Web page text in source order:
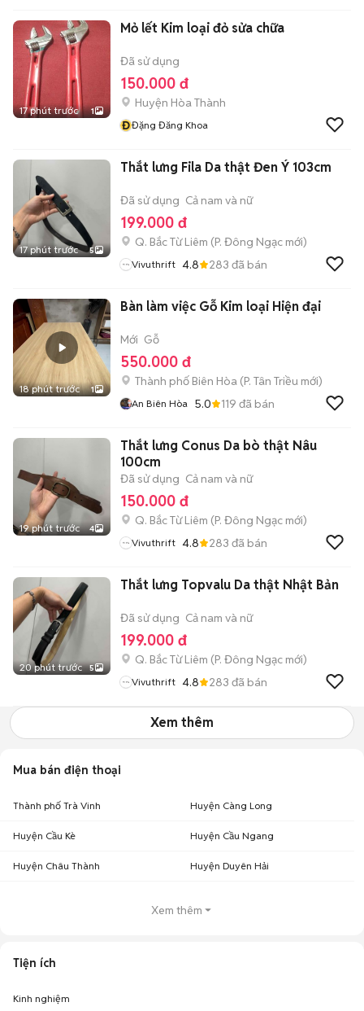
17 phút trước 1
Mỏ lết Kim loại đỏ sửa chữa
Đã sử dụng
150.000 đ
Huyện Hòa Thành
ĐĐặng Đăng Khoa
17 phút trước 5
Thắt lưng Fila Da thật Đen Ý 103cm
Đã sử dụng Cả nam và nữ
199.000 đ
Q. Bắc Từ Liêm (P. Đông Ngạc mới)
Vivuthrift 4.8 283 đã bán
18 phút trước 1
Bàn làm việc Gỗ Kim loại Hiện đại
Mới Gỗ
550.000 đ
Thành phố Biên Hòa (P. Tân Triều mới)
An Biên Hòa 5.0 119 đã bán
19 phút trước 4
Thắt lưng Conus Da bò thật Nâu
100cm
Đã sử dụng Cả nam và nữ
150.000 đ
Q. Bắc Từ Liêm (P. Đông Ngạc mới)
Vivuthrift 4.8 283 đã bán
20 phút trước 5
Thắt lưng Topvalu Da thật Nhật Bản
Đã sử dụng Cả nam và nữ
199.000 đ
Q. Bắc Từ Liêm (P. Đông Ngạc mới)
Vivuthrift 4.8 283 đã bán
Xem thêm
Mua bán điện thoại
Thành phố Trà Vinh Huyện Càng Long
Huyện Cầu Kè Huyện Cầu Ngang
Huyện Châu Thành Huyện Duyên Hải
Xem thêm
Tiện ích
Kinh nghiệm